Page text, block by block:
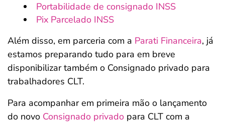
Portabilidade de consignado INSS
Pix Parcelado INSS
Além disso, em parceria com a Parati Financeira, já
estamos preparando tudo para em breve
disponibilizar também o Consignado privado para
trabalhadores CLT.
Para acompanhar em primeira mão o lançamento
do novo Consignado privado para CLT com a